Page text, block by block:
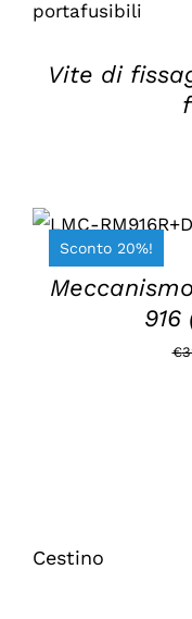
Vite di
Sconto 20%!
CARRELLO
/
DETTAGLI
916
€
Cestino